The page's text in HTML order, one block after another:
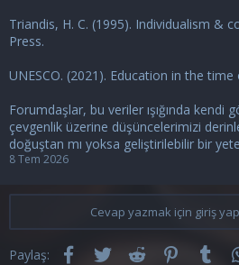
Triandis, H. C. (1995). Individualism &
Press.
UNESCO. (2021). Education in the time
Forumdaşlar, bu veriler ışığında kendi
çevgenlik üzerine düşüncelerimizi
doğuştan mı yoksa geliştirilebilir bir
8 Tem 2026
Cevap yazmak için giriş
Paylaş: Facebook
TwitterReddit Pinterest